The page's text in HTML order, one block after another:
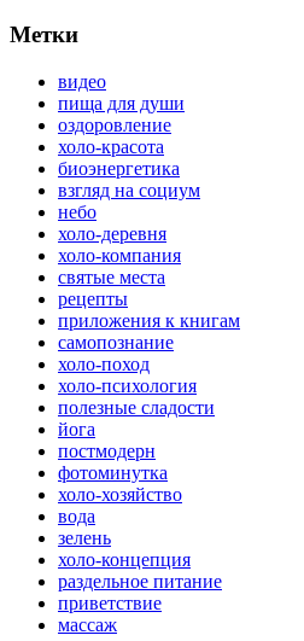
Метки
видео
пища для души
оздоровление
холо-красота
биоэнергетика
взгляд на социум
небо
холо-деревня
холо-компания
святые места
рецепты
приложения к книгам
самопознание
холо-поход
холо-психология
полезные сладости
йога
постмодерн
фотоминутка
холо-хозяйство
вода
зелень
холо-концепция
раздельное питание
приветствие
массаж